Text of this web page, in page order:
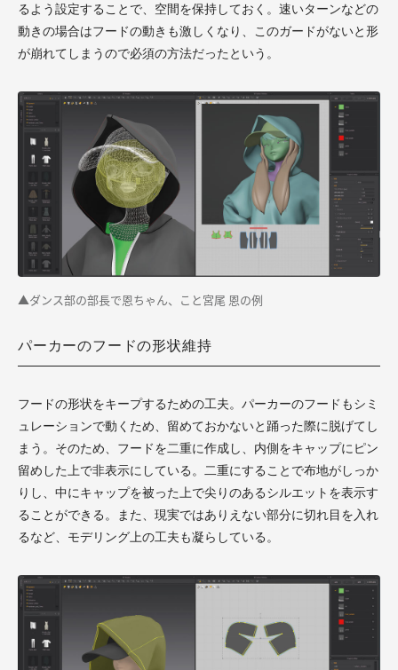
るよう設定することで、空間を保持しておく。速いターンなどの
動きの場合はフードの動きも激しくなり、このガードがないと形
が崩れてしまうので必須の方法だったという。
▲ダンス部の部長で恩ちゃん、こと宮尾 恩の例
パーカーのフードの形状維持
フードの形状をキープするための工夫。パーカーのフードもシミ
ュレーションで動くため、留めておかないと踊った際に脱げてし
まう。そのため、フードを二重に作成し、内側をキャップにピン
留めした上で非表示にしている。二重にすることで布地がしっか
りし、中にキャップを被った上で尖りのあるシルエットを表示す
ることができる。また、現実ではありえない部分に切れ目を入れ
るなど、モデリング上の工夫も凝らしている。